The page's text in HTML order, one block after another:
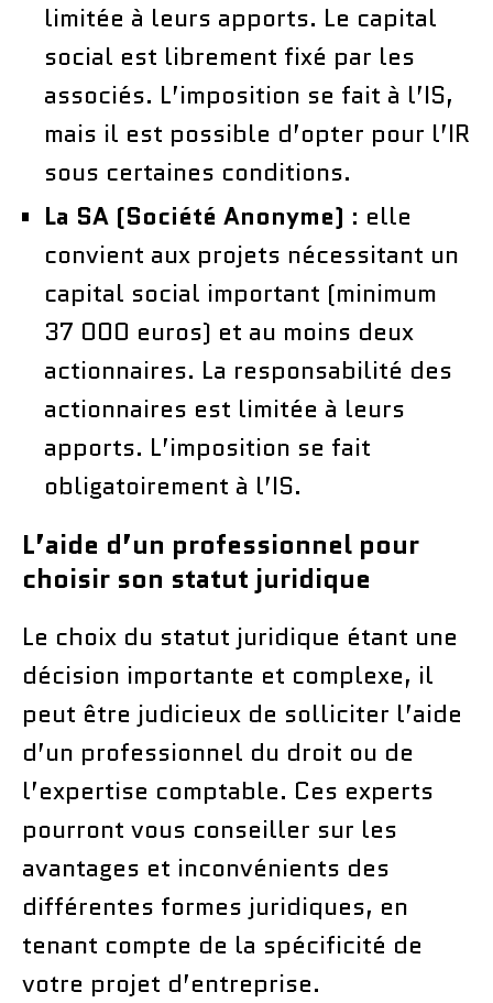
limitée à leurs apports. Le capital
social est librement fixé par les
associés. L’imposition se fait à l’IS,
mais il est possible d’opter pour l’IR
sous certaines conditions.
La SA (Société Anonyme) : elle
convient aux projets nécessitant un
capital social important (minimum
37 000 euros) et au moins deux
actionnaires. La responsabilité des
actionnaires est limitée à leurs
apports. L’imposition se fait
obligatoirement à l’IS.
L’aide d’un professionnel pour
choisir son statut juridique
Le choix du statut juridique étant une
décision importante et complexe, il
peut être judicieux de solliciter l’aide
d’un professionnel du droit ou de
l’expertise comptable. Ces experts
pourront vous conseiller sur les
avantages et inconvénients des
différentes formes juridiques, en
tenant compte de la spécificité de
votre projet d’entreprise.